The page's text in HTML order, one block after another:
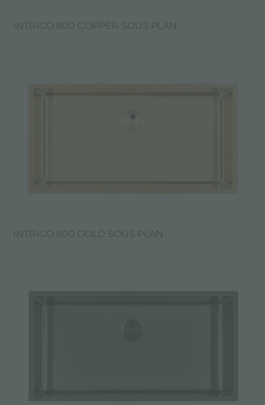
INTRIGO 800 COPPER SOUS PLAN
INTRIGO 800 GOLD SOUS PLAN